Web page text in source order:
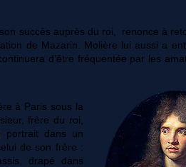
succès auprès du roi, renonce à
de Mazarin. Molière lui aussi a
d’être fréquentée par les
à Paris sous la
frère du roi,
portrait dans un
de son frère :
drapé dans